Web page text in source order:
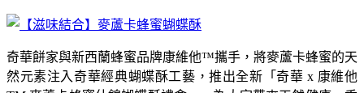
奇華餅家與新西蘭蜂蜜品牌康維他™攜手，將麥蘆卡蜂蜜的天
然元素注入奇華經典蝴蝶酥工藝，推出全新「奇華 x 康維他